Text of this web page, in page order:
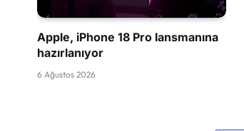
Apple, iPhone 18 Pro lansmanına
hazırlanıyor
6 Ağustos 2026